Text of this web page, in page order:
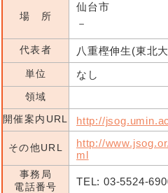
場 所
仙台市
－
代表者 八重樫伸生(東北
単位 なし
領域
開催案内URL
http://
その他URL
http://
ml
事務局
電話番号
TEL: 03-5524-